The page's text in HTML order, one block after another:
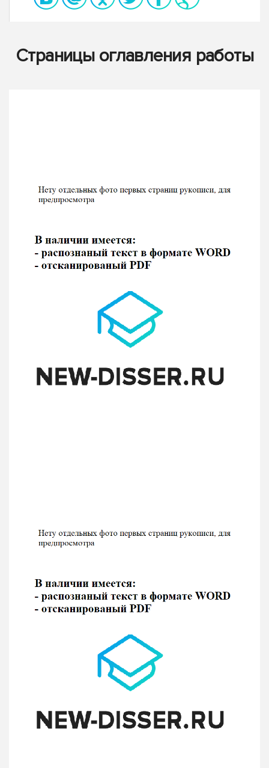
Страницы оглавления работы